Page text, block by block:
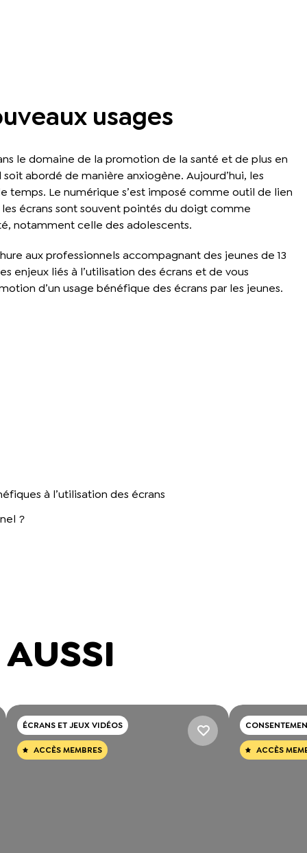
usages
le domaine de la promotion de la santé et de plus en
abordé de manière anxiogène. Aujourd’hui, les
temps. Le numérique s’est imposé comme outil de lien
écrans sont souvent pointés du doigt comme
notamment celle des adolescents.
aux professionnels accompagnant des jeunes de 13
enjeux liés à l’utilisation des écrans et de vous
d’un usage bénéfique des écrans par les jeunes.
à l’utilisation des écrans
?
ÉCRANS ET JEUX VIDÉOS
ACCÈS MEMBRES ACCÈS